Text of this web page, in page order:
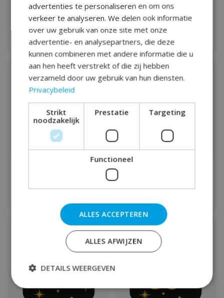
Huldeschild Classy
party decoratie - 21
€4,95
Huldeschild Classy
party decoratie - 25
€4,95
€4,95
€4,95
advertenties te personaliseren en om ons
verkeer te analyseren. We delen ook informatie
over uw gebruik van onze site met onze
advertentie- en analysepartners, die deze
kunnen combineren met andere informatie die u
aan hen heeft verstrekt of die zij hebben
verzameld door uw gebruik van hun diensten.
Privacybeleid
Strikt
noodzakelijk
Prestatie Targeting
Functioneel
ALLES ACCEPTEREN
ALLES AFWIJZEN
DETAILS WEERGEVEN